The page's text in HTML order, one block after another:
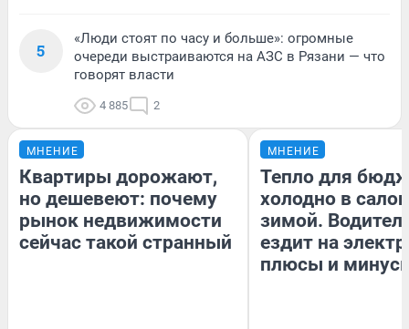
5
«Люди стоят по часу и больше»: огромные
очереди выстраиваются на АЗС в Рязани — что
говорят власти
4 885 2
МНЕНИЕ
Квартиры дорожают,
но дешевеют: почему
рынок недвижимости
сейчас такой странный
МНЕНИЕ
Тепло для
холодно в
зимой.
ездит на
плюсы и